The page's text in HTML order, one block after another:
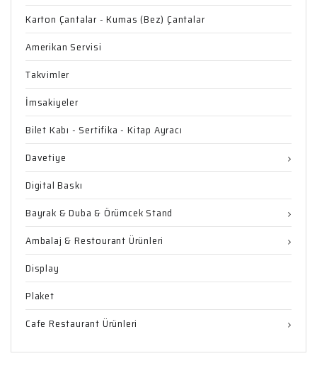
Karton Çantalar - Kumas (Bez) Çantalar
Amerikan Servisi
Takvimler
İmsakiyeler
Bilet Kabı - Sertifika - Kitap Ayracı
Davetiye
Digital Baskı
Bayrak & Duba & Örümcek Stand
Ambalaj & Restourant Ürünleri
Display
Plaket
Cafe Restaurant Ürünleri